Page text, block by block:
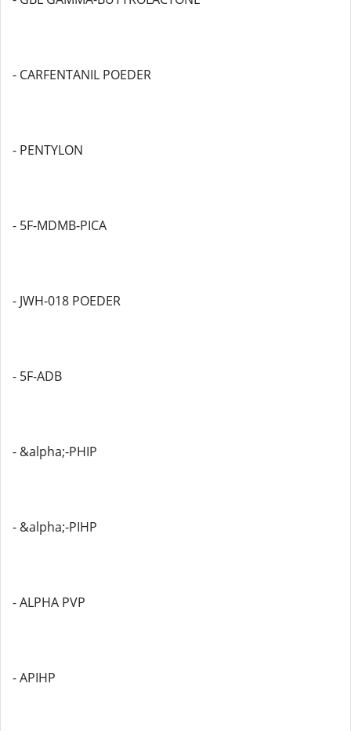
- CARFENTANIL POEDER
- PENTYLON
- 5F-MDMB-PICA
- JWH-018 POEDER
- 5F-ADB
- &alpha;-PHIP
- &alpha;-PIHP
- ALPHA PVP
- APIHP